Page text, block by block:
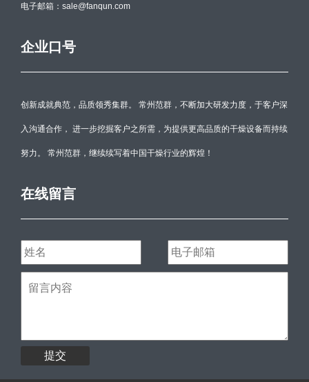
电子邮箱：sale@fanqun.com
企业口号
创新成就典范，品质领秀集群。 常州范群，不断加大研发力度，于客户深
入沟通合作， 进一步挖掘客户之所需，为提供更高品质的干燥设备而持续
努力。 常州范群，继续续写着中国干燥行业的辉煌！
在线留言
提交